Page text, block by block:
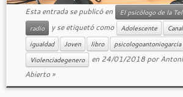
Esta entrada se publicó en
El psicólogo de la
radio
y se etiquetó como Adolescente
igualdad
Joven libro psicologoantoniogarcia
Violenciadegenero
en 24/01/2018 por
Abierto »